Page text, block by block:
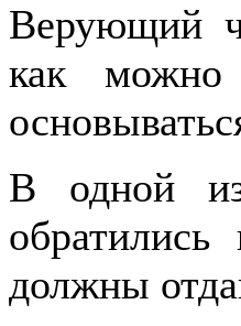
Верующий
как можно
В одной из
должны